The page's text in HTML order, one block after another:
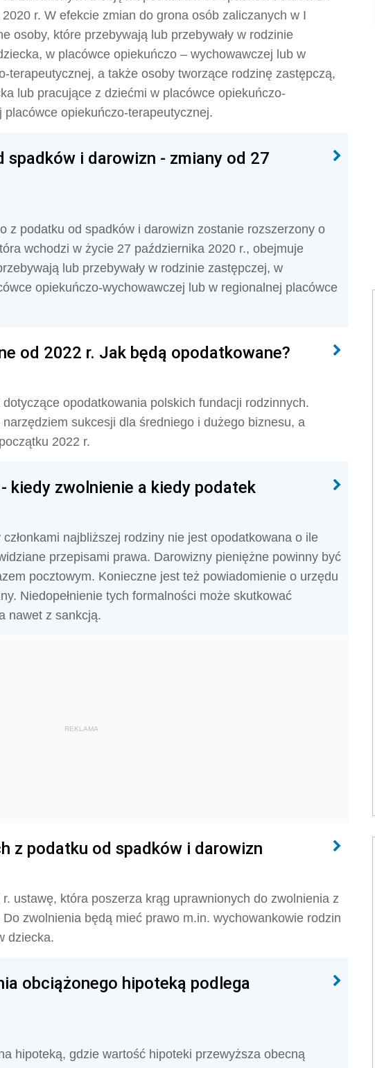
r. W efekcie zmian do grona osób zaliczanych w I
osoby, które przebywają lub przebywały w rodzinie
w placówce opiekuńczo – wychowawczej lub w
terapeutycznej, a także osoby tworzące rodzinę zastępczą,
lub pracujące z dziećmi w placówce opiekuńczo-
opiekuńczo-terapeutycznej.
spadków i darowizn - zmiany od 27
z podatku od spadków i darowizn zostanie rozszerzony o
wchodzi w życie 27 października 2020 r., obejmuje
lub przebywały w rodzinie zastępczej, w
opiekuńczo-wychowawczej lub w regionalnej placówce
od 2022 r. Jak będą opodatkowane?
opodatkowania polskich fundacji rodzinnych.
sukcesji dla średniego i dużego biznesu, a
2022 r.
kiedy zwolnienie a kiedy podatek
najbliższej rodziny nie jest opodatkowana o ile
przepisami prawa. Darowizny pieniężne powinny być
pocztowym. Konieczne jest też powiadomienie o urzędu
Niedopełnienie tych formalności może skutkować
nawet z sankcją.
REKLAMA
z podatku od spadków i darowizn
ustawę, która poszerza krąg uprawnionych do zwolnienia z
zwolnienia będą mieć prawo m.in. wychowankowie rodzin
dziecka.
obciążonego hipoteką podlega
hipoteką, gdzie wartość hipoteki przewyższa obecną